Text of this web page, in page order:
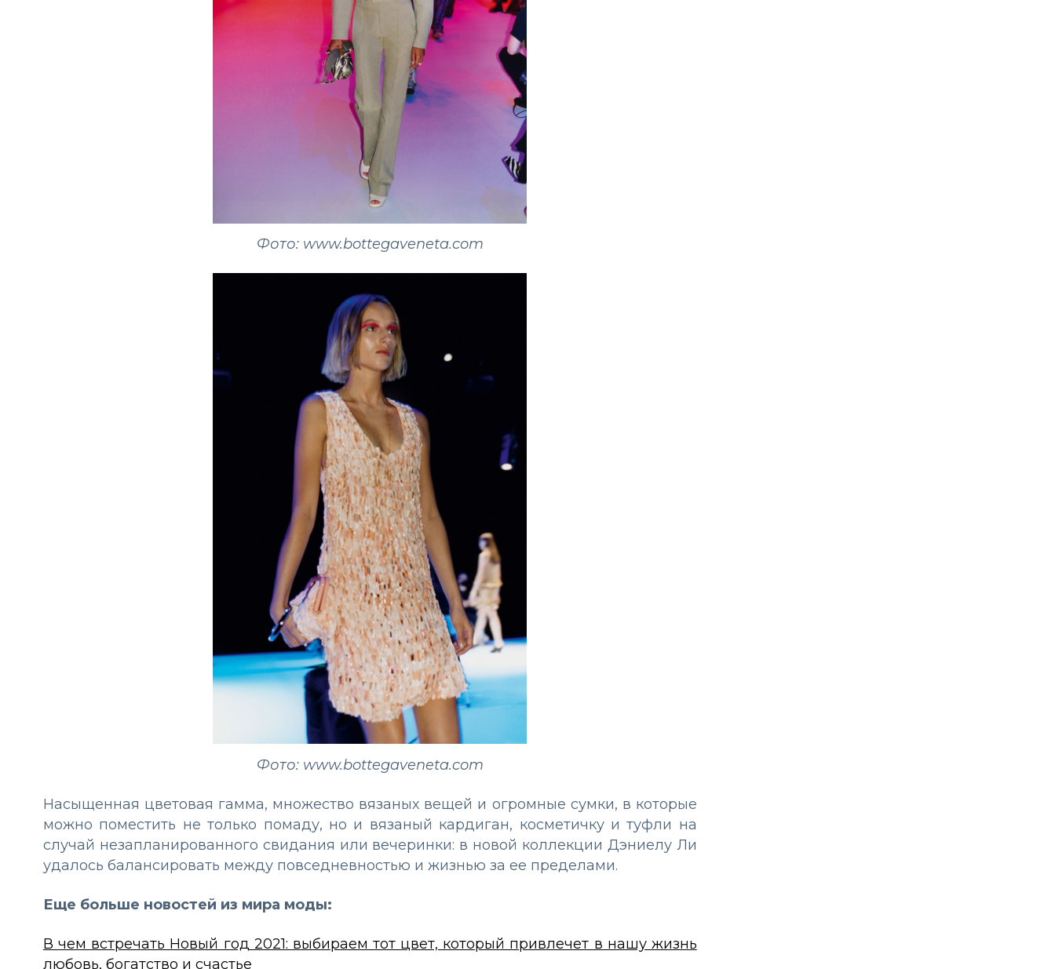
Фото: www.bottegaveneta.com
Фото: www.bottegaveneta.com
Насыщенная цветовая гамма, множество вязаных вещей и огромные сумки, в которые
можно поместить не только помаду, но и вязаный кардиган, косметичку и туфли на
случай незапланированного свидания или вечеринки: в новой коллекции Дэниелу Ли
удалось балансировать между повседневностью и жизнью за ее пределами.
Еще больше новостей из мира моды:
В чем встречать Новый год 2021: выбираем тот цвет, который привлечет в нашу жизнь
любовь, богатство и счастье